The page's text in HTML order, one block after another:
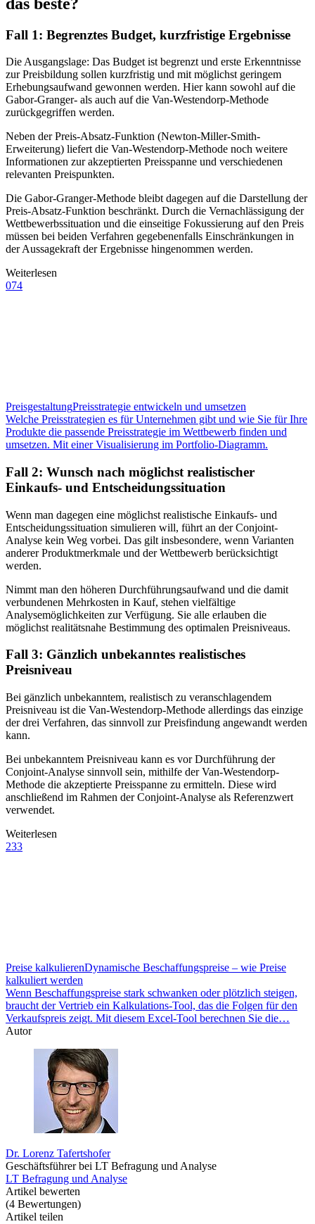
Fall 1: Begrenztes Budget, kurzfristige Ergebnisse
Die Ausgangslage: Das Budget ist begrenzt und erste Erkenntnisse
zur Preisbildung sollen kurzfristig und mit möglichst geringem
Erhebungsaufwand gewonnen werden. Hier kann sowohl auf die
Gabor-Granger- als auch auf die Van-Westendorp-Methode
zurückgegriffen werden.
Neben der Preis-Absatz-Funktion (Newton-Miller-Smith-
Erweiterung) liefert die Van-Westendorp-Methode noch weitere
Informationen zur akzeptierten Preisspanne und verschiedenen
relevanten Preispunkten.
Die Gabor-Granger-Methode bleibt dagegen auf die Darstellung der
Preis-Absatz-Funktion beschränkt. Durch die Vernachlässigung der
Wettbewerbssituation und die einseitige Fokussierung auf den Preis
müssen bei beiden Verfahren gegebenenfalls Einschränkungen in
der Aussagekraft der Ergebnisse hingenommen werden.
Weiterlesen
074
PreisgestaltungPreisstrategie entwickeln und umsetzen
Welche Preisstrategien es für Unternehmen gibt und wie Sie für Ihre
Produkte die passende Preisstrategie im Wettbewerb finden und
umsetzen. Mit einer Visualisierung im Portfolio-Diagramm.
Fall 2: Wunsch nach möglichst realistischer
Einkaufs- und Entscheidungssituation
Wenn man dagegen eine möglichst realistische Einkaufs- und
Entscheidungssituation simulieren will, führt an der Conjoint-
Analyse kein Weg vorbei. Das gilt insbesondere, wenn Varianten
anderer Produktmerkmale und der Wettbewerb berücksichtigt
werden.
Nimmt man den höheren Durchführungsaufwand und die damit
verbundenen Mehrkosten in Kauf, stehen vielfältige
Analysemöglichkeiten zur Verfügung. Sie alle erlauben die
möglichst realitätsnahe Bestimmung des optimalen Preisniveaus.
Fall 3: Gänzlich unbekanntes realistisches
Preisniveau
Bei gänzlich unbekanntem, realistisch zu veranschlagendem
Preisniveau ist die Van-Westendorp-Methode allerdings das einzige
der drei Verfahren, das sinnvoll zur Preisfindung angewandt werden
kann.
Bei unbekanntem Preisniveau kann es vor Durchführung der
Conjoint-Analyse sinnvoll sein, mithilfe der Van-Westendorp-
Methode die akzeptierte Preisspanne zu ermitteln. Diese wird
anschließend im Rahmen der Conjoint-Analyse als Referenzwert
verwendet.
Weiterlesen
233
Preise kalkulierenDynamische Beschaffungspreise – wie Preise
kalkuliert werden
Wenn Beschaffungspreise stark schwanken oder plötzlich steigen,
braucht der Vertrieb ein Kalkulations-Tool, das die Folgen für den
Verkaufspreis zeigt. Mit diesem Excel-Tool berechnen Sie die…
Autor
Dr. Lorenz Tafertshofer
Geschäftsführer bei LT Befragung und Analyse
LT Befragung und Analyse
Artikel bewerten
(4 Bewertungen)
Artikel teilen